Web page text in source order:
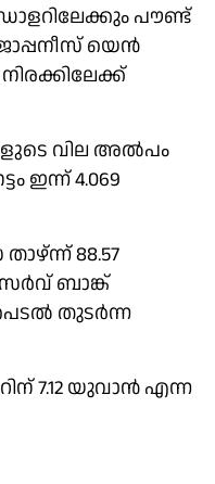
പൗണ്ട്
യെന്‍
വില അല്‍പം
ഇന്ന് 4.069
88.57
ബാങ്ക്
തുടര്‍ന്ന
7.12 യുവാന്‍ എന്ന